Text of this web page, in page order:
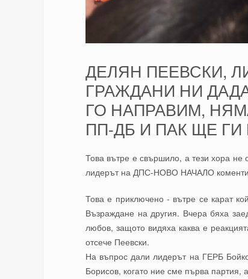
ДЕЛЯН ПЕЕВСКИ,
ГРАЖДАНИ НИ
ГО НАПРАВИМ,
ПП-ДБ И ПАК ЩЕ ГИ
Това вътре е свършило, а тези хора не
лидерът на ДПС-НОВО НАЧАЛО
Това е приключено - вътре се карат
Възраждане на другия. Вчера бяха
любов, защото видяха каква е
отсече Пеевски.
На въпрос дали лидерът на ГЕРБ
Борисов, когато ние сме първа партия,